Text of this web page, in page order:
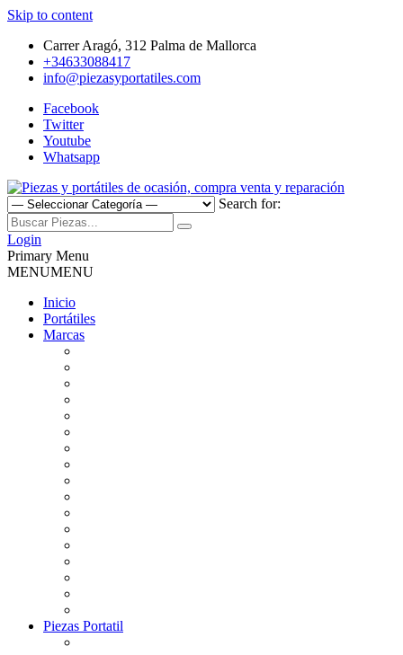
Skip to content
Carrer Aragó, 312 Palma de Mallorca
+34633088417
info@piezasyportatiles.com
Facebook
Twitter
Youtube
Whatsapp
Piezas y portátiles de ocasión,
compra venta y reparación
Todo lo que necesitas para reparar tu portatil, Pantallas, Teclas,
Teclados, Baterías, Carcasas, Placas, Gráficas, Procesadores,
Ventiladores
Search for:
Login
Primary Menu
MENUMENU
Inicio
Portátiles
Marcas
Piezas Portatil